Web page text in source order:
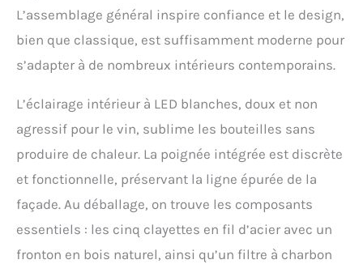
intégration dans les
pièces à vivre.
L’assemblage général inspire confiance et le design,
bien que classique, est suffisamment moderne pour
s’adapter à de nombreux intérieurs contemporains.
L’éclairage intérieur à LED blanches, doux et non
agressif pour le vin, sublime les bouteilles sans
produire de chaleur. La poignée intégrée est discrète
et fonctionnelle, préservant la ligne épurée de la
façade. Au déballage, on trouve les composants
essentiels : les cinq clayettes en fil d’acier avec un
fronton en bois naturel, ainsi qu’un filtre à charbon